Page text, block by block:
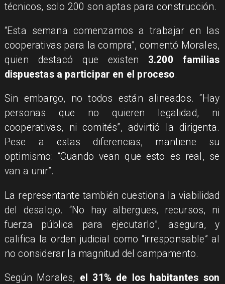
técnicos, solo 200 son aptas para construcción.
“Esta semana comenzamos a trabajar en las
cooperativas para la compra”, comentó Morales,
quien destacó que existen 3.200 familias
dispuestas a participar en el proceso.
Sin embargo, no todos están alineados. “Hay
personas que no quieren legalidad, ni
cooperativas, ni comités”, advirtió la dirigenta.
Pese a estas diferencias, mantiene su
optimismo: “Cuando vean que esto es real, se
van a unir”.
La representante también cuestiona la viabilidad
del desalojo. “No hay albergues, recursos, ni
fuerza pública para ejecutarlo”, asegura, y
califica la orden judicial como “irresponsable” al
no considerar la magnitud del campamento.
Según Morales, el 31% de los habitantes son